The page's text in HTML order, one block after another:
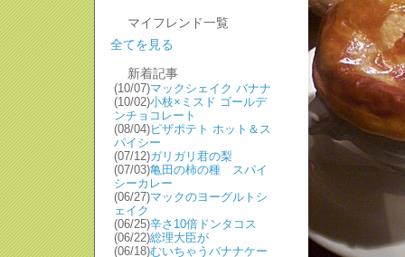
マイフレンド一覧
全てを見る
新着記事
(10/07)マックシェイク バナナ
(10/02)小枝×ミスド ゴールデ
ンチョコレート
(08/04)ピザポテト ホット＆ス
パイシー
(07/12)ガリガリ君の梨
(07/03)亀田の柿の種 スパイ
シーカレー
(06/27)マックのヨーグルトシ
ェイク
(06/25)辛さ10倍ドンタコス
(06/22)総理大臣が
(06/18)むいちゃうバナナケー